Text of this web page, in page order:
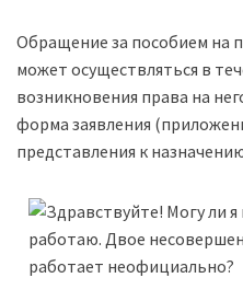
Обращение за пособием на
может осуществляться в
возникновения права на
форма заявления
представления к